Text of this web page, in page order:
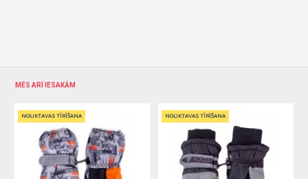
MĒS ARĪ IESAKĀM